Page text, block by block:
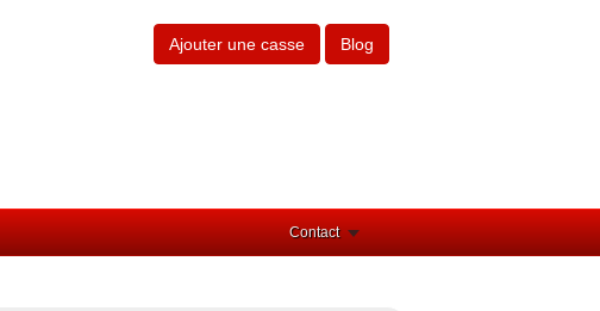
Ajouter une casse Blog
Contact